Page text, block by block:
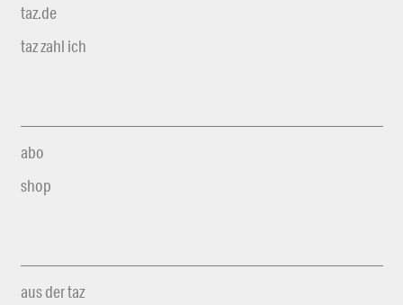
taz.de
taz zahl ich
abo
shop
aus der taz